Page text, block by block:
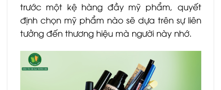
trước một kệ hàng đầy mỹ phẩm, quyết
định chọn mỹ phẩm nào sẽ dựa trên sự liên
tưởng đến thương hiệu mà người này nhớ.